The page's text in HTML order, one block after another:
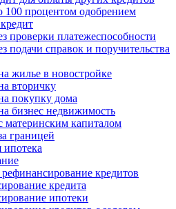
100 процентом одобрением
проверки платежеспособности
подачи справок и поручительства
жилье в новостройке
вторичку
покупку дома
бизнес недвижимость
материнским капиталом
границей
кредитов
кредита
ипотеки